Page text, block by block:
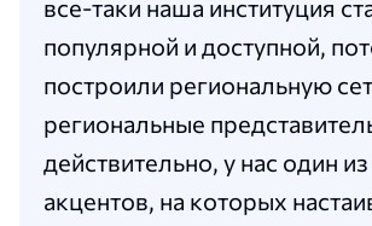
все-таки наша институция
популярной и доступной,
построили региональную
региональные
действительно, у нас один
акцентов, на которых